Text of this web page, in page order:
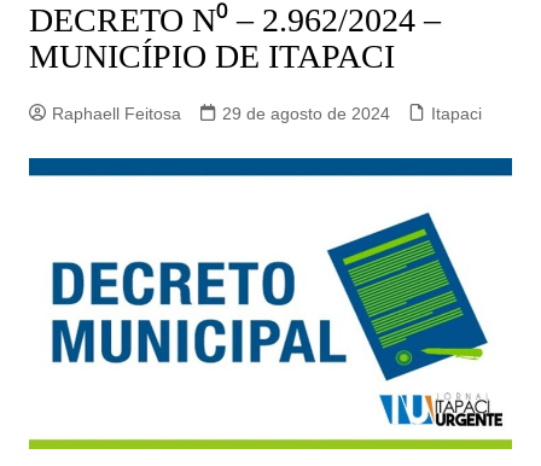
DECRETO N⁰ – 2.962/2024 –
MUNICÍPIO DE ITAPACI
Raphaell Feitosa 29 de agosto de 2024 Itapaci